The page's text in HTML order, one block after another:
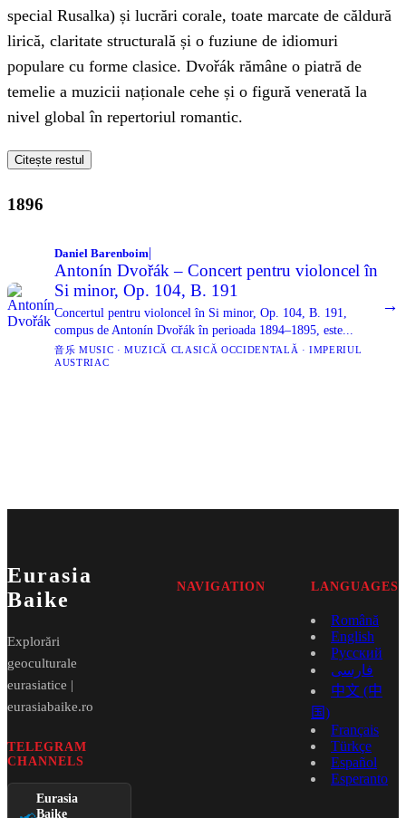
special Rusalka) și lucrări corale, toate marcate de căldură
lirică, claritate structurală și o fuziune de idiomuri
populare cu forme clasice. Dvořák rămâne o piatră de
temelie a muzicii naționale cehe și o figură venerată la
nivel global în repertoriul romantic.
Citește restul
1896
Daniel Barenboim|
Antonín Dvořák – Concert pentru violoncel în
Si minor, Op. 104, B. 191
Concertul pentru violoncel în Si minor, Op. 104, B. 191,
compus de Antonín Dvořák în perioada 1894–1895, este...
音乐 MUSIC · MUZICĂ CLASICĂ OCCIDENTALĂ · IMPERIUL
AUSTRIAC
→
Eurasia
Baike
Explorări
geoculturale
eurasiatice |
eurasiabaike.ro
TELEGRAM
CHANNELS
Eurasia
Baike
NAVIGATION LANGUAGES
Română
English
Русский
فارسی
中文 (中
国)
Français
Türkçe
Español
Esperanto